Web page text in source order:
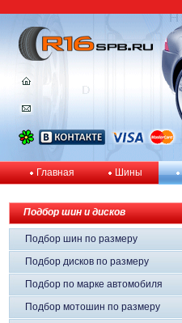
Главная Шины
Подбор шин и дисков
Подбор шин по размеру
Подбор дисков по размеру
Подбор по марке автомобиля
Подбор мотошин по размеру